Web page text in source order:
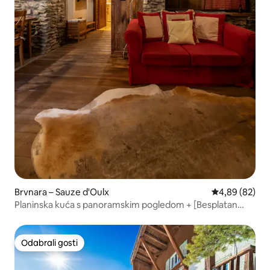
Brvnara – Sauze d'Oulx Prosječna
4,89 (82)
Planinska kuća s panoramskim pogledom + [Besplatan
Odabrali gosti
Odabrali gosti